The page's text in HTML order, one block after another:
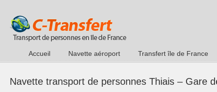
Accueil Navette aéroport Transfert île de France
Navette transport de personnes Thiais – Gare